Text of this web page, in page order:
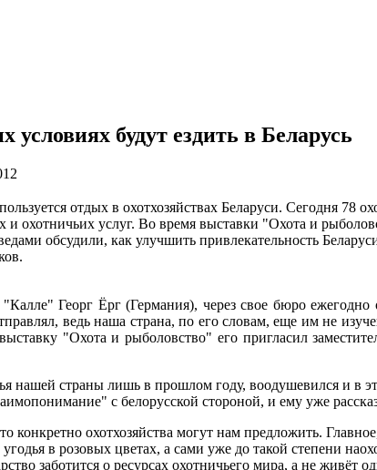
будут ездить в Беларусь
отдых в охотхозяйствах Беларуси. Сегодня 78
и охотничьих услуг. Во время выставки "Охота и
обсудили, как улучшить привлекательность
Георг Ёрг (Германия), через свое бюро
ведь наша страна, по его словам, еще им не
"Охота и рыболовство" его пригласил
нашей страны лишь в прошлом году, воодушевился и в
с белорусской стороной, и ему уже
охотхозяйства могут нам предложить.
в розовых цветах, а сами уже до такой степени
заботится о ресурсах охотничьего мира, а не